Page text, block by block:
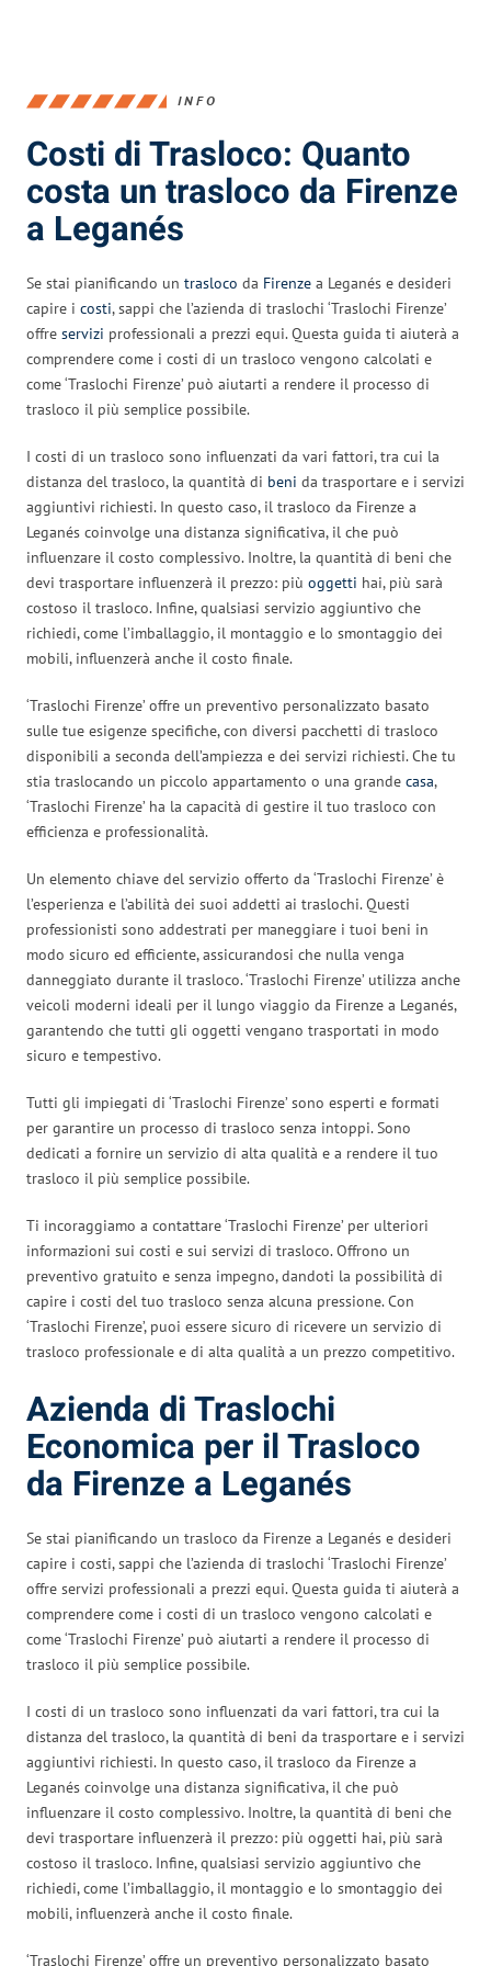
INFO
Costi di Trasloco: Quanto
costa un trasloco da Firenze
a Leganés
Se stai pianificando un trasloco da Firenze a Leganés e desideri
capire i costi, sappi che l’azienda di traslochi ‘Traslochi Firenze’
offre servizi professionali a prezzi equi. Questa guida ti aiuterà a
comprendere come i costi di un trasloco vengono calcolati e
come ‘Traslochi Firenze’ può aiutarti a rendere il processo di
trasloco il più semplice possibile.
I costi di un trasloco sono influenzati da vari fattori, tra cui la
distanza del trasloco, la quantità di beni da trasportare e i servizi
aggiuntivi richiesti. In questo caso, il trasloco da Firenze a
Leganés coinvolge una distanza significativa, il che può
influenzare il costo complessivo. Inoltre, la quantità di beni che
devi trasportare influenzerà il prezzo: più oggetti hai, più sarà
costoso il trasloco. Infine, qualsiasi servizio aggiuntivo che
richiedi, come l’imballaggio, il montaggio e lo smontaggio dei
mobili, influenzerà anche il costo finale.
‘Traslochi Firenze’ offre un preventivo personalizzato basato
sulle tue esigenze specifiche, con diversi pacchetti di trasloco
disponibili a seconda dell’ampiezza e dei servizi richiesti. Che tu
stia traslocando un piccolo appartamento o una grande casa,
‘Traslochi Firenze’ ha la capacità di gestire il tuo trasloco con
efficienza e professionalità.
Un elemento chiave del servizio offerto da ‘Traslochi Firenze’ è
l’esperienza e l’abilità dei suoi addetti ai traslochi. Questi
professionisti sono addestrati per maneggiare i tuoi beni in
modo sicuro ed efficiente, assicurandosi che nulla venga
danneggiato durante il trasloco. ‘Traslochi Firenze’ utilizza anche
veicoli moderni ideali per il lungo viaggio da Firenze a Leganés,
garantendo che tutti gli oggetti vengano trasportati in modo
sicuro e tempestivo.
Tutti gli impiegati di ‘Traslochi Firenze’ sono esperti e formati
per garantire un processo di trasloco senza intoppi. Sono
dedicati a fornire un servizio di alta qualità e a rendere il tuo
trasloco il più semplice possibile.
Ti incoraggiamo a contattare ‘Traslochi Firenze’ per ulteriori
informazioni sui costi e sui servizi di trasloco. Offrono un
preventivo gratuito e senza impegno, dandoti la possibilità di
capire i costi del tuo trasloco senza alcuna pressione. Con
‘Traslochi Firenze’, puoi essere sicuro di ricevere un servizio di
trasloco professionale e di alta qualità a un prezzo competitivo.
Azienda di Traslochi
Economica per il Trasloco
da Firenze a Leganés
Se stai pianificando un trasloco da Firenze a Leganés e desideri
capire i costi, sappi che l’azienda di traslochi ‘Traslochi Firenze’
offre servizi professionali a prezzi equi. Questa guida ti aiuterà a
comprendere come i costi di un trasloco vengono calcolati e
come ‘Traslochi Firenze’ può aiutarti a rendere il processo di
trasloco il più semplice possibile.
I costi di un trasloco sono influenzati da vari fattori, tra cui la
distanza del trasloco, la quantità di beni da trasportare e i servizi
aggiuntivi richiesti. In questo caso, il trasloco da Firenze a
Leganés coinvolge una distanza significativa, il che può
influenzare il costo complessivo. Inoltre, la quantità di beni che
devi trasportare influenzerà il prezzo: più oggetti hai, più sarà
costoso il trasloco. Infine, qualsiasi servizio aggiuntivo che
richiedi, come l’imballaggio, il montaggio e lo smontaggio dei
mobili, influenzerà anche il costo finale.
‘Traslochi Firenze’ offre un preventivo personalizzato basato